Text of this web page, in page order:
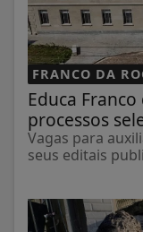
FRANCO DA
Educa
processos
Vagas para
seus editais